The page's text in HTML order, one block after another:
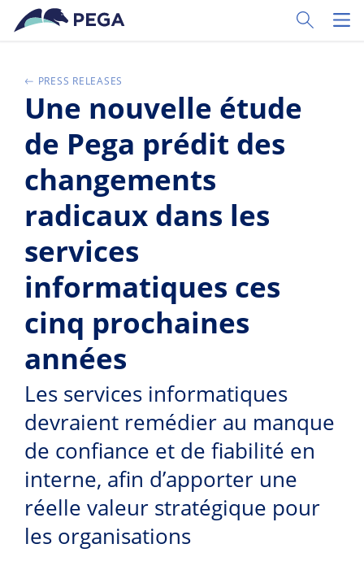
Zum Hauptinhalt wechseln
Toggle
PRESS RELEASES
Une nouvelle étude
de Pega prédit des
changements
radicaux dans les
services
informatiques ces
cinq prochaines
années
Les services informatiques
devraient remédier au manque
de confiance et de fiabilité en
interne, afin d’apporter une
réelle valeur stratégique pour
les organisations